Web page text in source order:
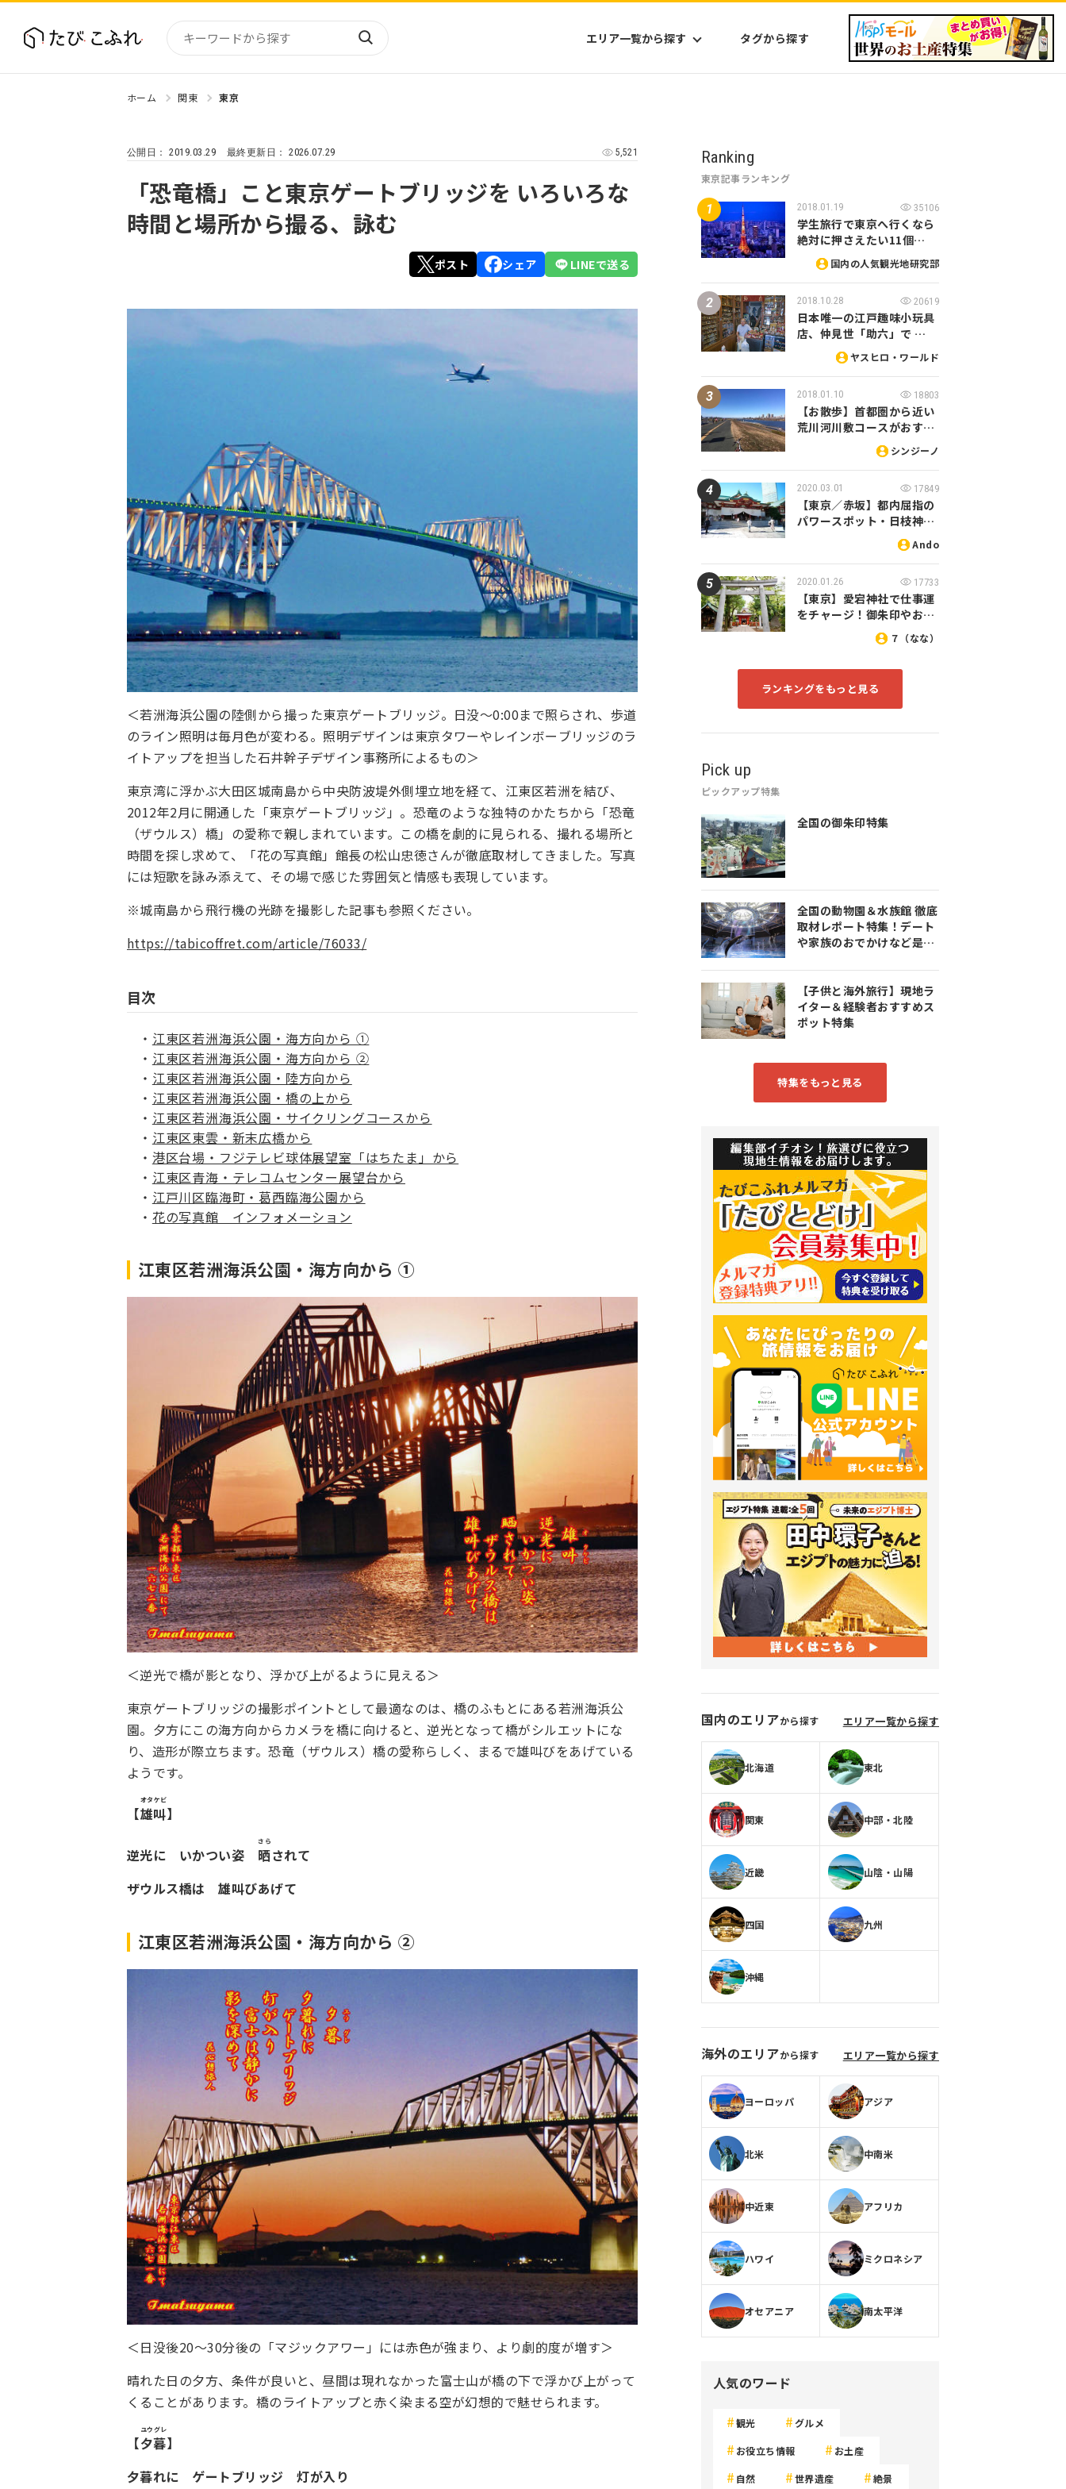
エリア一覧から探す タグから探す
東北
関東
中部・北陸
近畿
四国
九州
沖縄
アジア
北米
中南米
ハワイ
ミクロネシア
オセアニア
ホーム 関東 東京
公開日：2019.03.29 最終更新日：2026.07.29 5,521
「恐竜橋」こと東京ゲートブリッジを いろいろな
時間と場所から撮る、詠む
ポスト シェア LINEで送る
＜若洲海浜公園の陸側から撮った東京ゲートブリッジ。日没～0:00まで照らされ、歩道
のライン照明は毎月色が変わる。照明デザインは東京タワーやレインボーブリッジのラ
イトアップを担当した石井幹子デザイン事務所によるもの＞
東京湾に浮かぶ大田区城南島から中央防波堤外側埋立地を経て、江東区若洲を結び、
2012年2月に開通した「東京ゲートブリッジ」。恐竜のような独特のかたちから「恐竜
（ザウルス）橋」の愛称で親しまれています。この橋を劇的に見られる、撮れる場所と
時間を探し求めて、「花の写真館」館長の松山忠徳さんが徹底取材してきました。写真
には短歌を詠み添えて、その場で感じた雰囲気と情感も表現しています。
※城南島から飛行機の光跡を撮影した記事も参照ください。
https://tabicoffret.com/article/76033/
目次
江東区若洲海浜公園・海方向から ①
江東区若洲海浜公園・海方向から ②
江東区若洲海浜公園・陸方向から
江東区若洲海浜公園・橋の上から
江東区若洲海浜公園・サイクリングコースから
江東区東雲・新末広橋から
港区台場・フジテレビ球体展望室「はちたま」から
江東区青海・テレコムセンター展望台から
江戸川区臨海町・葛西臨海公園から
花の写真館 インフォメーション
江東区若洲海浜公園・海方向から ①
＜逆光で橋が影となり、浮かび上がるように見える＞
東京ゲートブリッジの撮影ポイントとして最適なのは、橋のふもとにある若洲海浜公
園。夕方にこの海方向からカメラを橋に向けると、逆光となって橋がシルエットにな
り、造形が際立ちます。恐竜（ザウルス）橋の愛称らしく、まるで雄叫びをあげている
ようです。
【雄叫
オタケビ
】
逆光に いかつい姿 晒
さら
されて
ザウルス橋は 雄叫びあげて
江東区若洲海浜公園・海方向から ②
＜日没後20～30分後の「マジックアワー」には赤色が強まり、より劇的度が増す＞
晴れた日の夕方、条件が良いと、昼間は現れなかった富士山が橋の下で浮かび上がって
くることがあります。橋のライトアップと赤く染まる空が幻想的で魅せられます。
【夕暮
ユウグレ
】
夕暮れに ゲートブリッジ 灯が入り
Ranking
東京記事ランキング
2018.01.19 35106
学生旅行で東京へ行くなら
絶対に押さえたい11個…
国内の人気観光地研究部
2018.10.28 20619
日本唯一の江戸趣味小玩具
店、仲見世「助六」で …
ヤスヒロ・ワールド
2018.01.10 18803
【お散歩】首都圏から近い
荒川河川敷コースがおす…
シンジーノ
2020.03.01 17849
【東京／赤坂】都内屈指の
パワースポット・日枝神…
Ando
2020.01.26 17733
【東京】愛宕神社で仕事運
をチャージ！御朱印やお…
７（なな）
ランキングをもっと見る
Pick up
ピックアップ特集
全国の御朱印特集
全国の動物園＆水族館 徹底
取材レポート特集！デート
や家族のおでかけなど是非
【子供と海外旅行】現地ラ
イター＆経験者おすすめス
ポット特集
特集をもっと見る
国内のエリアから探す エリア一覧から探す
北海道 東北
関東 中部・北陸
近畿 山陰・山陽
四国 九州
沖縄
海外のエリアから探す エリア一覧から探す
ヨーロッパ アジア
北米 中南米
中近東 アフリカ
ハワイ ミクロネシア
オセアニア 南太平洋
人気のワード
観光 グルメ
お役立ち情報 お土産
自然 世界遺産 絶景